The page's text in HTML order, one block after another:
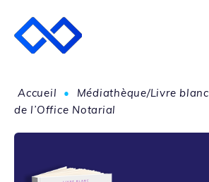
Accueil • Médiathèque/Livre blanc
de l’Office Notarial